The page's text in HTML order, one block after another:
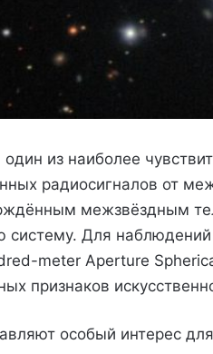
из наиболее
радиосигналов от
межзвёздным
систему. Для
meter Aperture
признаков
особый интерес